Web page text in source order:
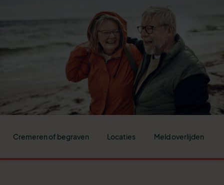
Cremeren of begraven Locaties Meld overlijden